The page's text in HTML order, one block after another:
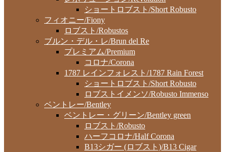
ショートロブスト/Short Robusto
フィオニー/Fiony
ロブスト/Robustos
ブルン・デル・レ/Brun del Re
プレミアム/Premium
コロナ/Corona
1787 レインフォレスト/1787 Rain Forest
ショートロブスト/Short Robusto
ロブストイメンソ/Robusto Immenso
ベントレー/Bentley
ベントレー・グリーン/Bentley green
ロブスト/Robusto
ハーフコロナ/Half Corona
B13シガー (ロブスト)/B13 Cigar